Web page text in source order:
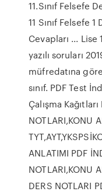
11.Sınıf Felsefe
11 Sınıf Felsefe 1
Cevapları ... Lise
yazılı soruları
müfredatına
sınıf. PDF Test
Çalışma
NOTLARI,KONU
ANLATIMI PDF
NOTLARI,KONU
DERS NOTLARI